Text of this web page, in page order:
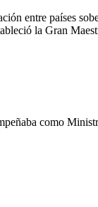
entre países
la Gran
como